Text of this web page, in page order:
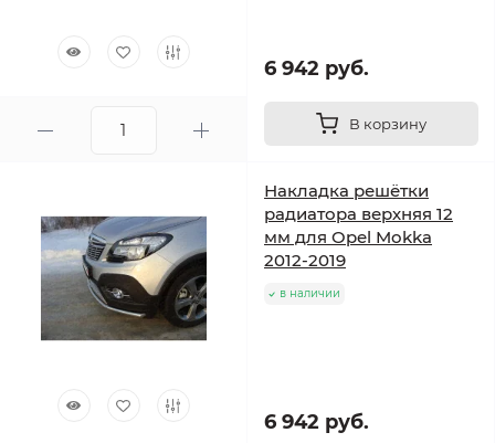
6 942 руб.
В корзину
Накладка решётки
радиатора верхняя 12
мм для Opel Mokka
2012-2019
в наличии
6 942 руб.